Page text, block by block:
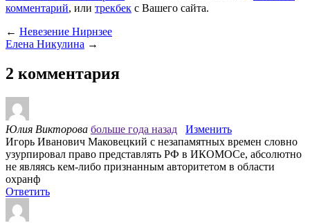
комментарий, или трекбек с Вашего сайта.
← Невезение Нирнзее
Елена Никулина →
2 комментария
Юлия Викторова больше года назад
Изменить
Игорь Иванович Маковецкий с незапамятных времен словно
узурпировал право представлять РФ в ИКОМОСе, абсолютно
не являясь кем-либо признанным авторитетом в области
охранф
Ответить